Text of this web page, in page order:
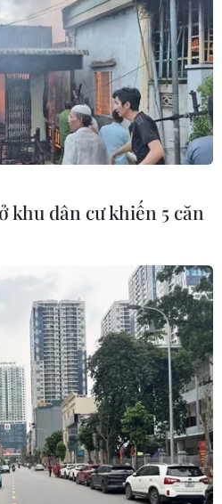
khu dân cư khiến 5 căn